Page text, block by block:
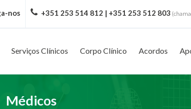
nos +351 253 514 812 | +351 253 512 803
Serviços Clínicos Corpo Clínico Acordos
Médicos